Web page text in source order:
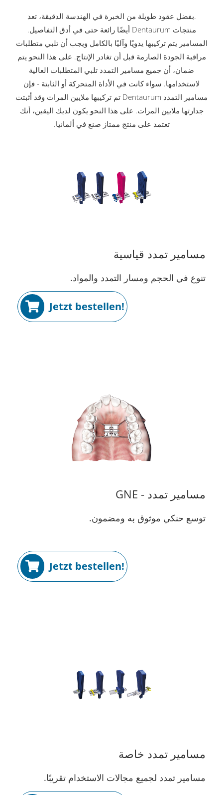
.بفضل عقود طويلة من الخبرة في الهندسة الدقيقة، تعد
منتجات Dentaurum أيضًا رائعة حتى في أدق التفاصيل.
المسامير يتم تركيبها يدويًا وآليًا بالكامل ويجب أن تلبي متطلبات
مراقبة الجودة الصارمة قبل أن تغادر الإنتاج. على هذا النحو يتم
ضمان، أن جميع مسامير التمدد تلبي المتطلبات العالية
لاستخدامها. سواء كانت في الأداة المتحركة أو الثابتة - فإن
مسامير التمدد Dentaurum تم تركيبها ملايين المرات وقد أثبتت
جدارتها ملايين المرات. على هذا النحو يكون لديك اليقين، أنك
تعتمد على منتج ممتاز صنع في ألمانيا.
مسامير تمدد قياسية
تنوع في الحجم ومسار التمدد والمواد.
Jetzt bestellen!
مسامير تمدد - GNE
توسع حنكي موثوق به ومضمون.
Jetzt bestellen!
مسامير تمدد خاصة
مسامير تمدد لجميع مجالات الاستخدام تقريبًا.